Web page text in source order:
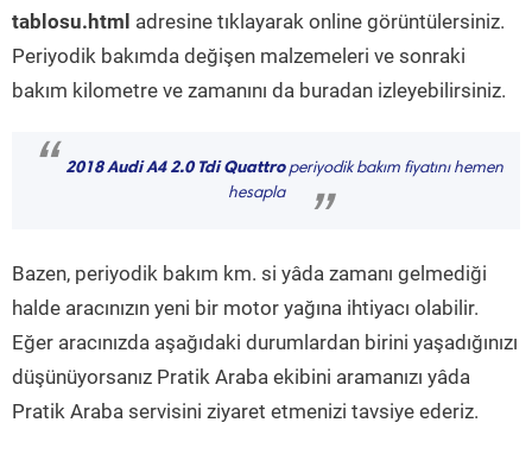
tablosu.html adresine tıklayarak online görüntülersiniz.
Periyodik bakımda değişen malzemeleri ve sonraki
bakım kilometre ve zamanını da buradan izleyebilirsiniz.
“ 2018 Audi A4 2.0 Tdi Quattroperiyodik bakım fiyatını hemen
hesapla
”
Bazen, periyodik bakım km. si yâda zamanı gelmediği
halde aracınızın yeni bir motor yağına ihtiyacı olabilir.
Eğer aracınızda aşağıdaki durumlardan birini yaşadığınızı
düşünüyorsanız Pratik Araba ekibini aramanızı yâda
Pratik Araba servisini ziyaret etmenizi tavsiye ederiz.